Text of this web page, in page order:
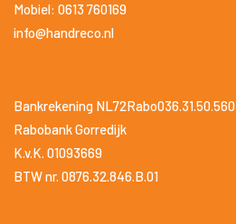
Mobiel: 0613 760169
info@handreco.nl
Bankrekening NL72Rabo036.31.50.560
Rabobank Gorredijk
K.v.K. 01093669
BTW nr. 0876.32.846.B.01